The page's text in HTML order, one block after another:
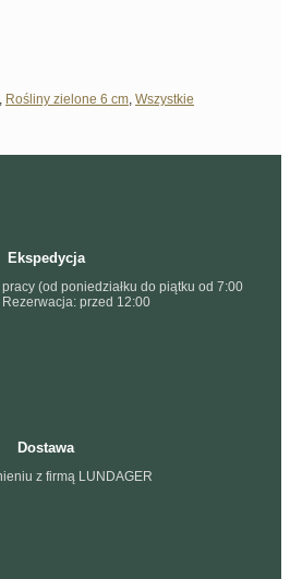
Rośliny zielone 6 cm Wszystkie
Ekspedycja
(od poniedziałku do piątku od 7:00
przed 12:00
Dostawa
z firmą LUNDAGER